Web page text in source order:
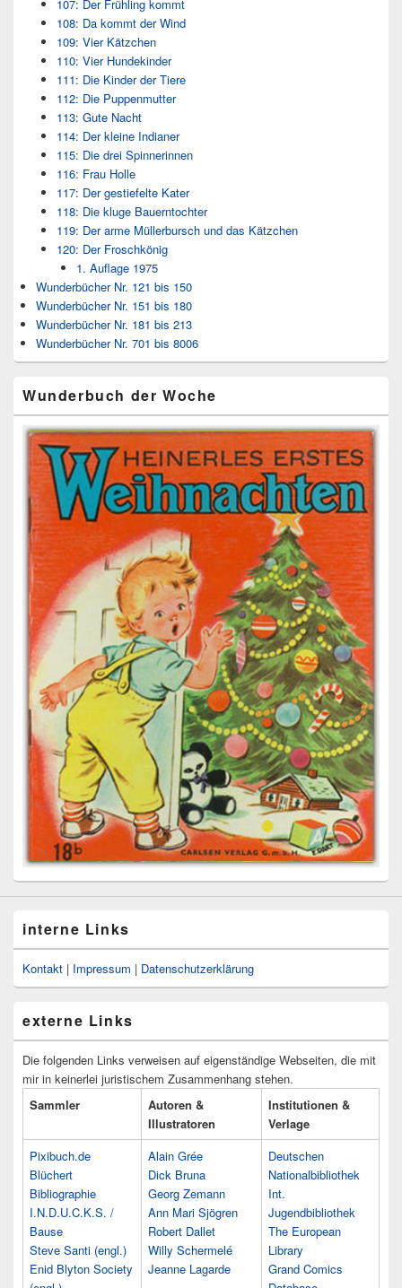
107: Der Frühling kommt
108: Da kommt der Wind
109: Vier Kätzchen
110: Vier Hundekinder
111: Die Kinder der Tiere
112: Die Puppenmutter
113: Gute Nacht
114: Der kleine Indianer
115: Die drei Spinnerinnen
116: Frau Holle
117: Der gestiefelte Kater
118: Die kluge Bauerntochter
119: Der arme Müllerbursch und das Kätzchen
120: Der Froschkönig
1. Auflage 1975
Wunderbücher Nr. 121 bis 150
Wunderbücher Nr. 151 bis 180
Wunderbücher Nr. 181 bis 213
Wunderbücher Nr. 701 bis 8006
Wunderbuch der Woche
interne Links
Kontakt | Impressum | Datenschutzerklärung
externe Links
Die folgenden Links verweisen auf eigenständige Webseiten, die mit
mir in keinerlei juristischem Zusammenhang stehen.
Sammler
Autoren &
Illustratoren
Institutionen &
Verlage
Pixibuch.de
Blüchert
Bibliographie
I.N.D.U.C.K.S. /
Bause
Steve Santi (engl.)
Enid Blyton Society
Alain Grée
Dick Bruna
Georg Zemann
Ann Mari Sjögren
Robert Dallet
Willy Schermelé
Jeanne Lagarde
Deutschen
Nationalbibliothek
Int.
Jugendbibliothek
The European
Library
Grand Comics